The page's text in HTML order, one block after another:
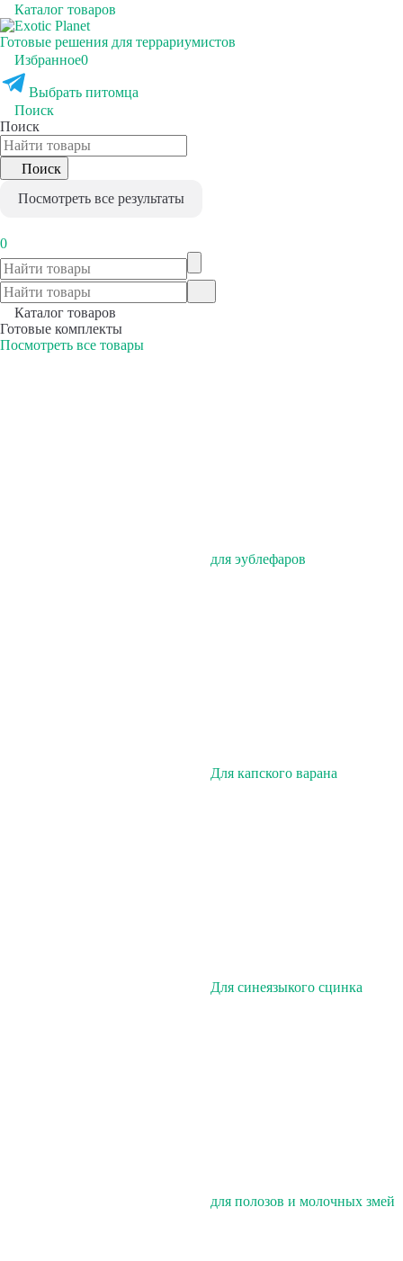
Каталог товаров
Готовые решения для террариумистов
Избранное0
Выбрать питомца
Поиск
Поиск
Поиск
Посмотреть все результаты
0
Каталог товаров
Готовые комплекты
Посмотреть все товары
для эублефаров
Для капского варана
Для синеязыкого сцинка
для полозов и молочных змей